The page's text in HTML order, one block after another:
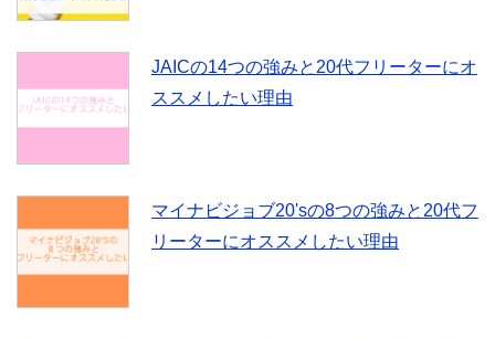
JAICの14つの強みと20代フリーターにオ
ススメしたい理由
マイナビジョブ20'sの8つの強みと20代フ
リーターにオススメしたい理由